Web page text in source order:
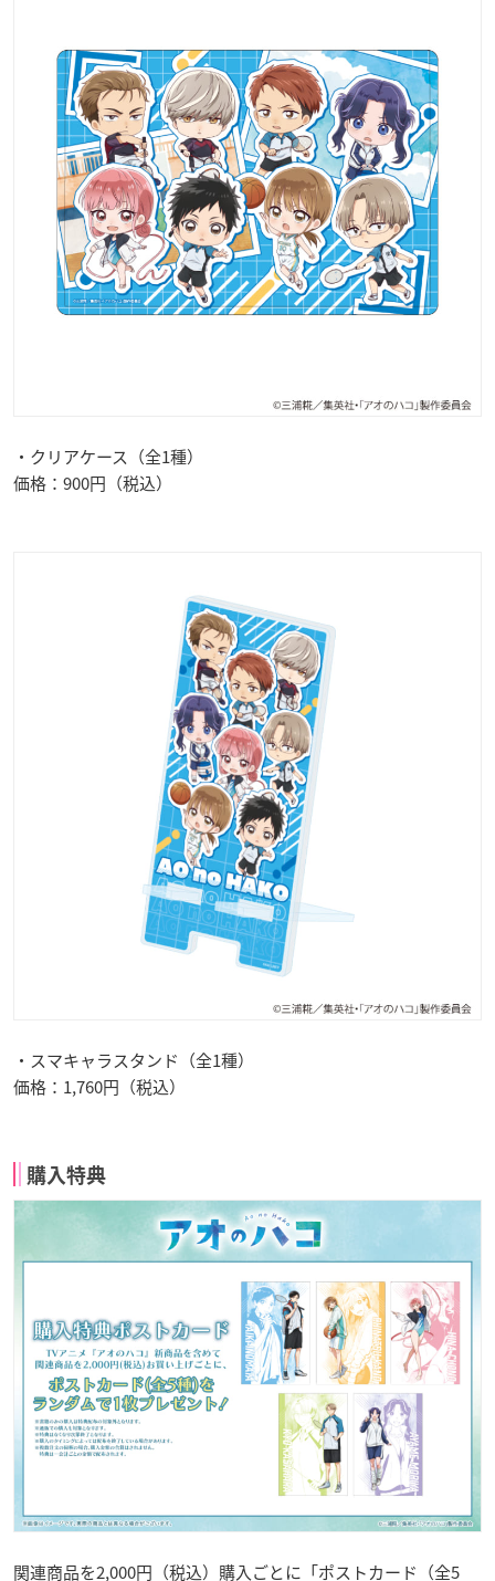
・クリアケース（全1種）
価格：900円（税込）
・スマキャラスタンド（全1種）
価格：1,760円（税込）
購入特典
関連商品を2,000円（税込）購入ごとに「ポストカード（全5